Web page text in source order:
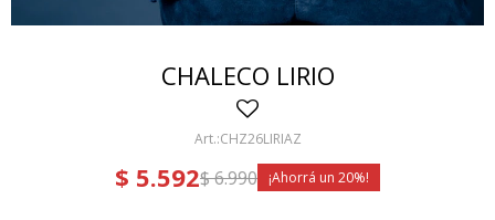
CHALECO LIRIO
CHZ26LIRIAZ
$ 5.592$6.990 20